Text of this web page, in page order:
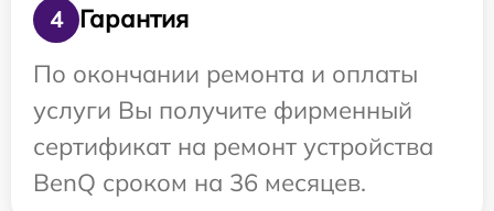
4
Гарантия
По окончании ремонта и оплаты
услуги Вы получите фирменный
сертификат на ремонт устройства
BenQ сроком на 36 месяцев.